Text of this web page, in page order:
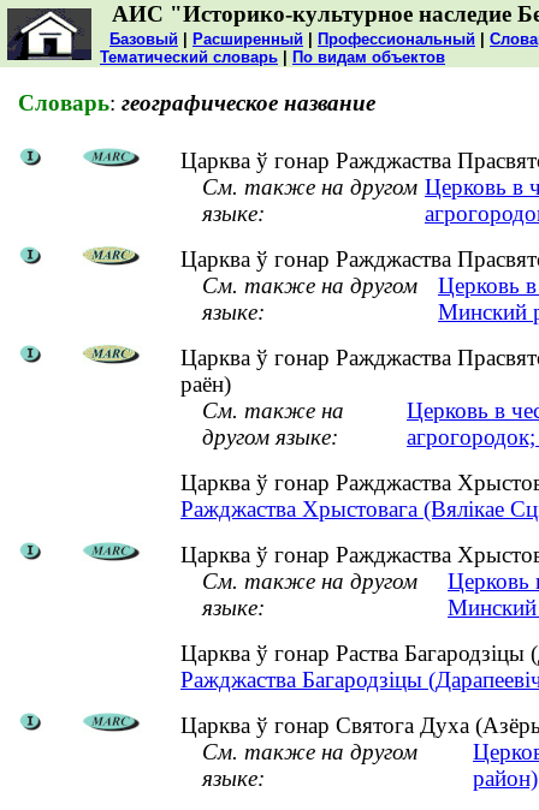
АИС "Историко-культурное наследие
Базовый Расширенный Профессиональный
Тематический словарь
По видам объектов
Словарь: географическое название
Царква ў гонар Ражджаства
См. также на другом
языке:
Церковь в
Царква ў гонар Ражджаства
См. также на другом
языке:
Церковь
Минский
Царква ў гонар Ражджаства
раён)
См. также на
другом языке:
Церковь в
Царква ў гонар Ражджаства
Ражджаства Хрыстовага (Вялікае
Царква ў гонар Ражджаства
См. также на другом
языке:
Церковь
Минский
Царква ў гонар Раства
Ражджаства Багародзіцы
Царква ў гонар Святога Духа
См. также на другом
языке:
район)